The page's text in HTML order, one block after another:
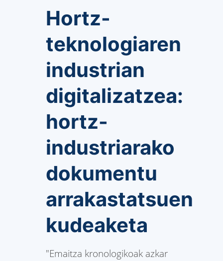
Hortz-
teknologiaren
industrian
digitalizatzea:
hortz-
industriarako
dokumentu
arrakastatsuen
kudeaketa
"Emaitza kronologikoak azkar